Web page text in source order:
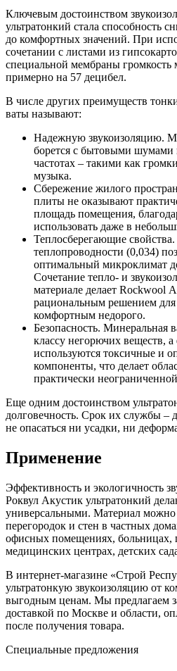
Ключевым достоинством
ультратонкий стала
до комфортных значений. При
сочетании с листами из
специальной мембраны
примерно на 57 децибел.
В числе других преимуществ
ваты называют:
Надежную звукоизоляцию.
борется с бытовыми шумами
частотах – такими как
музыка.
Сбережение жилого
плиты не оказывают
площадь помещения,
использовать даже в
Теплосберегающие
теплопроводности (0,034)
оптимальный микроклимат
Сочетание тепло- и
материале делает Rockwool
рациональным решением для
комфортным недорого.
Безопасность. Минеральная
классу негорючих веществ, а
используются токсичные и
компоненты, что делает
практически
Еще одним достоинством
долговечность. Срок их службы –
не опасаться ни усадки, ни
Применение
Эффективность и экологичность
Роквул Акустик ультратонкий
универсальными. Материал можно
перегородок и стен в частных
офисных помещениях, больницах,
медицинских центрах, детских
В интернет-магазине «Строй
ультратонкую звукоизоляцию от
выгодным ценам. Мы предлагаем
доставкой по Москве и области,
после получения товара.
Специальные предложения